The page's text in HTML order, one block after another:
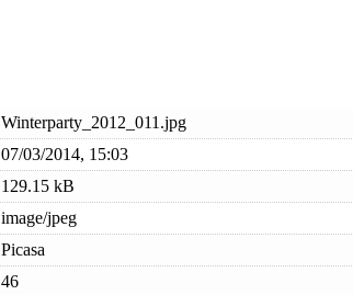
Winterparty_2012_011.jpg
07/03/2014, 15:03
129.15 kB
image/jpeg
Picasa
46